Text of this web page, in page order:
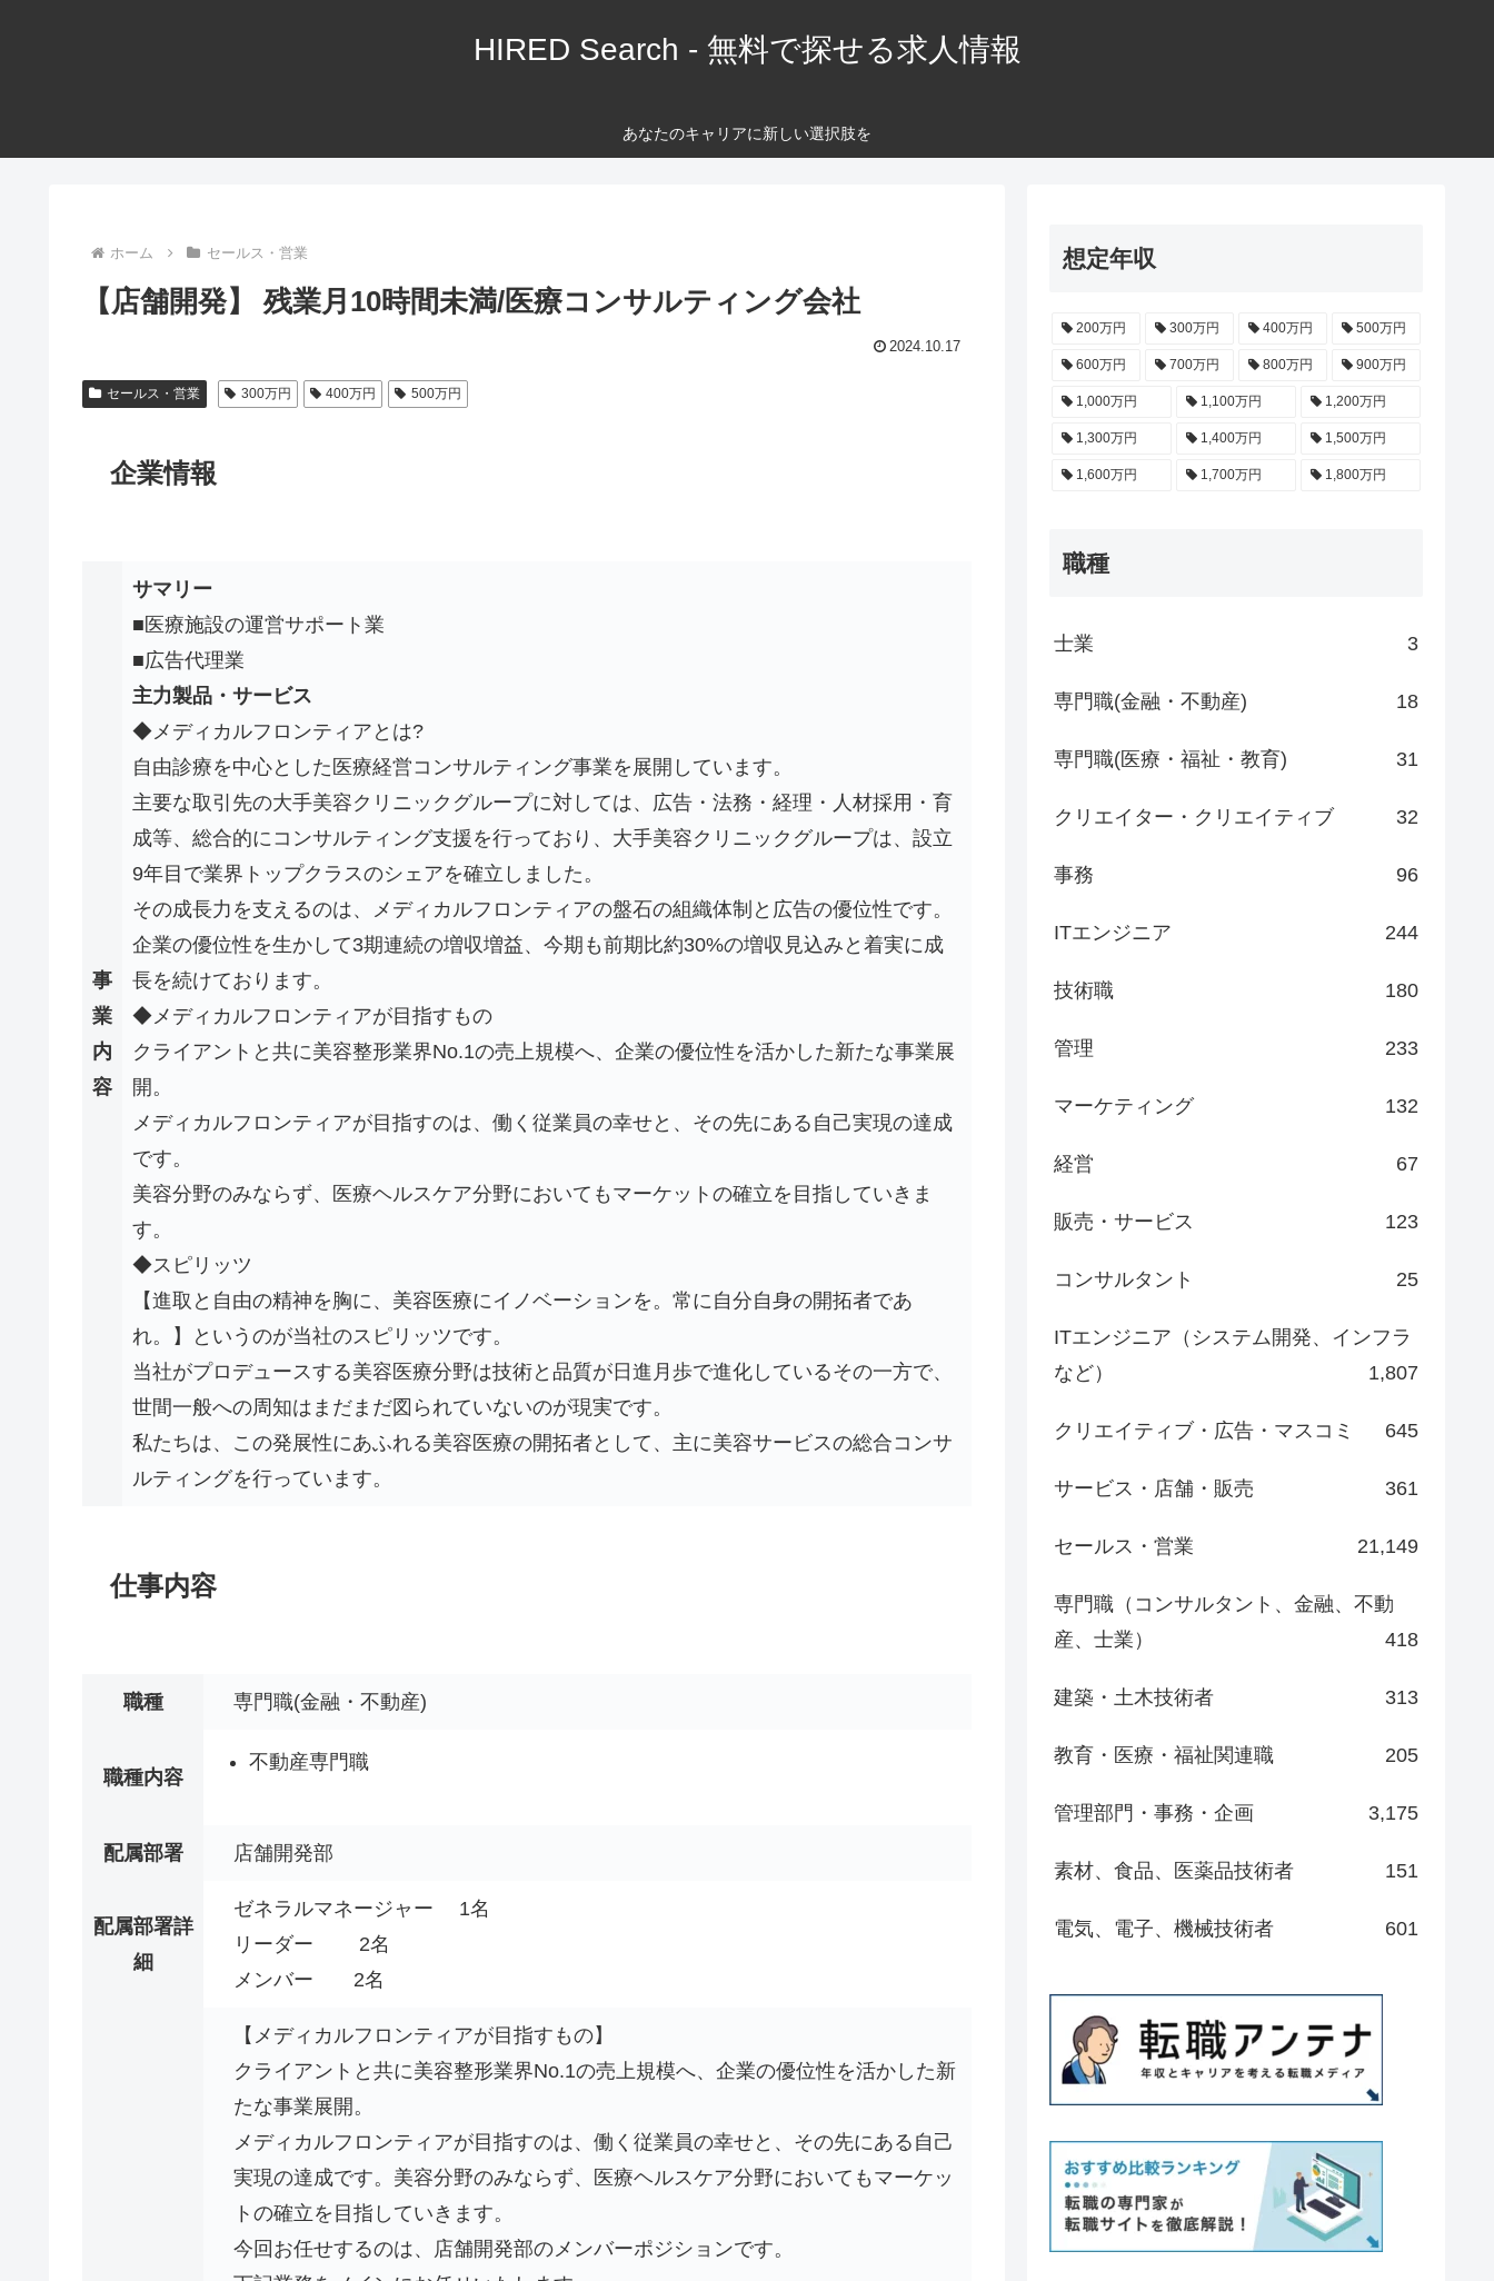
HIRED Search - 無料で探せる求人情報
あなたのキャリアに新しい選択肢を
ホーム セールス・営業
【店舗開発】 残業月10時間未満/医療コンサルティング会社
2024.10.17
セールス・営業 300万円 400万円 500万円
企業情報
事
業
内
容
サマリー
■医療施設の運営サポート業
■広告代理業
主力製品・サービス
◆メディカルフロンティアとは?
自由診療を中心とした医療経営コンサルティング事業を展開しています。
主要な取引先の大手美容クリニックグループに対しては、広告・法務・経理・人材採用・育
成等、総合的にコンサルティング支援を行っており、大手美容クリニックグループは、設立
9年目で業界トップクラスのシェアを確立しました。
その成長力を支えるのは、メディカルフロンティアの盤石の組織体制と広告の優位性です。
企業の優位性を生かして3期連続の増収増益、今期も前期比約30%の増収見込みと着実に成
長を続けております。
◆メディカルフロンティアが目指すもの
クライアントと共に美容整形業界No.1の売上規模へ、企業の優位性を活かした新たな事業展
開。
メディカルフロンティアが目指すのは、働く従業員の幸せと、その先にある自己実現の達成
です。
美容分野のみならず、医療ヘルスケア分野においてもマーケットの確立を目指していきま
す。
◆スピリッツ
【進取と自由の精神を胸に、美容医療にイノベーションを。常に自分自身の開拓者であ
れ。】というのが当社のスピリッツです。
当社がプロデュースする美容医療分野は技術と品質が日進月歩で進化しているその一方で、
世間一般への周知はまだまだ図られていないのが現実です。
私たちは、この発展性にあふれる美容医療の開拓者として、主に美容サービスの総合コンサ
ルティングを行っています。
仕事内容
職種 専門職(金融・不動産)
職種内容
不動産専門職
配属部署 店舗開発部
配属部署詳
細
ゼネラルマネージャー 1名
リーダー 2名
メンバー 2名
【メディカルフロンティアが目指すもの】
クライアントと共に美容整形業界No.1の売上規模へ、企業の優位性を活かした新
たな事業展開。
メディカルフロンティアが目指すのは、働く従業員の幸せと、その先にある自己
実現の達成です。美容分野のみならず、医療ヘルスケア分野においてもマーケッ
トの確立を目指していきます。
今回お任せするのは、店舗開発部のメンバーポジションです。
想定年収
200万円 300万円 400万円 500万円
600万円 700万円 800万円 900万円
1,000万円 1,100万円 1,200万円
1,300万円 1,400万円 1,500万円
1,600万円 1,700万円 1,800万円
職種
士業 3
専門職(金融・不動産) 18
専門職(医療・福祉・教育) 31
クリエイター・クリエイティブ 32
事務 96
ITエンジニア 244
技術職 180
管理 233
マーケティング 132
経営 67
販売・サービス 123
コンサルタント 25
ITエンジニア（システム開発、インフラ
など）
1,807
クリエイティブ・広告・マスコミ 645
サービス・店舗・販売 361
セールス・営業 21,149
専門職（コンサルタント、金融、不動
産、士業）
418
建築・土木技術者 313
教育・医療・福祉関連職 205
管理部門・事務・企画 3,175
素材、食品、医薬品技術者 151
電気、電子、機械技術者 601